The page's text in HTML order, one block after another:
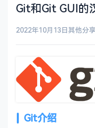
Git和Git GUI
2022年10月13日其他分享
Git介绍